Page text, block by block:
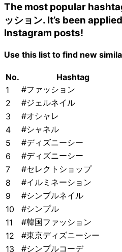
The most popular
ッション. It’s been
Instagram posts!
Use this list to find new
No. Hashtag
1
#ファッション
2
#ジェルネイル
3
#オシャレ
4
#シャネル
5
#ディズニーシー
6
#ディズニーシー
7
#セレクトショップ
8
#イルミネーション
9
#シンプルネイル
10
#シンプル
11
#韓国ファッション
12
#東京ディズニーシー
13
#シンプルコーデ